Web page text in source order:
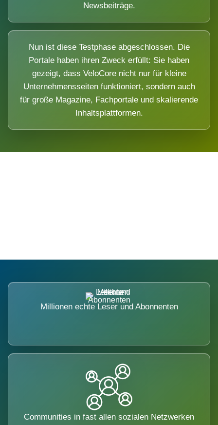
Newsbeiträge.
Nun ist diese Testphase abgeschlossen. Die
Portale haben ihren Zweck erfüllt: Sie haben
gezeigt, dass VeloCore nicht nur für kleine
Unternehmensseiten funktioniert, sondern auch
für große Magazine, Fachportale und skalierende
Inhaltsplattformen.
Millionen echte Leser und Abonnenten
Communities in fast allen sozialen Netzwerken